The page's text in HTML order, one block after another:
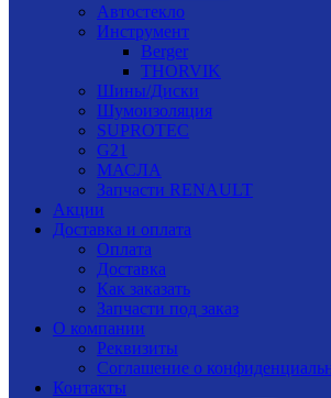
Автостекло
Инструмент
Berger
THORVIK
Шины/Диски
Шумоизоляция
SUPROTEC
G21
МАСЛА
Запчасти RENAULT
Акции
Доставка и оплата
Оплата
Доставка
Как заказать
Запчасти под заказ
О компании
Реквизиты
Соглашение о
Контакты